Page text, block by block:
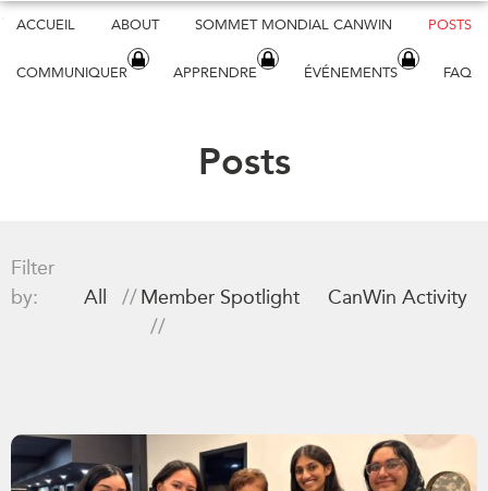
Skip
main
ACCUEIL ABOUT SOMMET MONDIAL CANWIN POSTS
COMMUNIQUER APPRENDRE ÉVÉNEMENTS FAQ
Posts
Filter
by:
All Member Spotlight CanWin Activity